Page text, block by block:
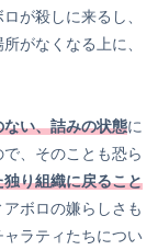
が殺しに来るし、
がなくなる上に、
い、詰みの状態に
、そのことも恐ら
独り組織に戻ること
ボロの嫌らしさも
ラティたちについ